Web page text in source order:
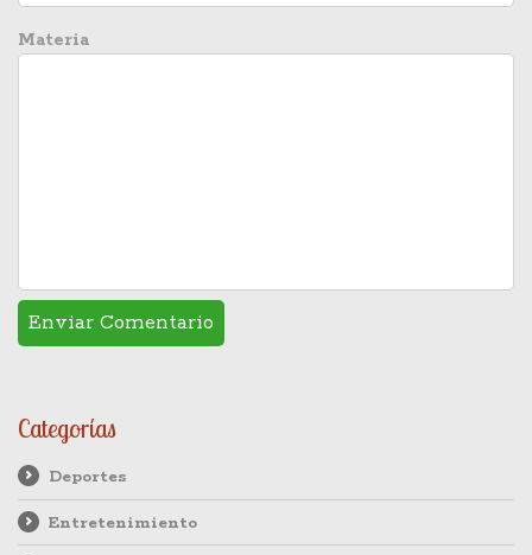
Materia
Categorías
Deportes
Entretenimiento